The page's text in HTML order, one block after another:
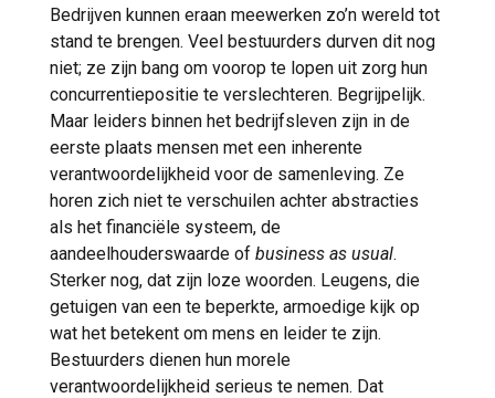
Bedrijven kunnen eraan meewerken zo’n wereld tot
stand te brengen. Veel bestuurders durven dit nog
niet; ze zijn bang om voorop te lopen uit zorg hun
concurrentiepositie te verslechteren. Begrijpelijk.
Maar leiders binnen het bedrijfsleven zijn in de
eerste plaats mensen met een inherente
verantwoordelijkheid voor de samenleving. Ze
horen zich niet te verschuilen achter abstracties
als het financiële systeem, de
aandeelhouderswaarde of business as usual.
Sterker nog, dat zijn loze woorden. Leugens, die
getuigen van een te beperkte, armoedige kijk op
wat het betekent om mens en leider te zijn.
Bestuurders dienen hun morele
verantwoordelijkheid serieus te nemen. Dat